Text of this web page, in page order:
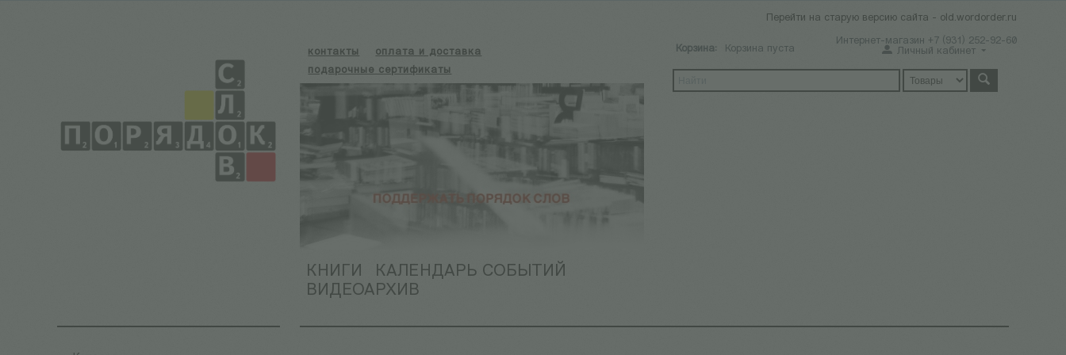
Перейти на старую версию сайта - old.wordorder.ru
Интернет-магазин +7 (931) 252-92-60
контакты
оплата и доставка
подарочные сертификаты
КНИГИ
КАЛЕНДАРЬ СОБЫТИЙ
ВИДЕОАРХИВ
Корзина: Корзина пуста Личный кабинет